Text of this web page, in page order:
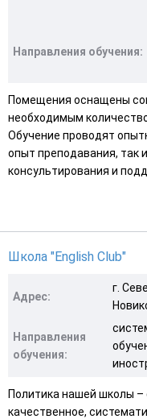
Направления обучения:
Помещения оснащены
необходимым
Обучение проводят
опыт преподавания, так
консультирования и
Школа "English Club"
Адрес:
г.
Направления
обучения:
Политика нашей школы –
качественное,